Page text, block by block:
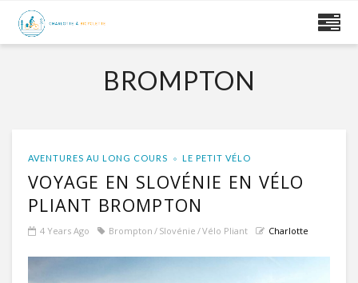
BROMPTON
AVENTURES AU LONG COURS LE PETIT VÉLO
VOYAGE EN SLOVÉNIE EN VÉLO
PLIANT BROMPTON
4 Years Ago Brompton Slovénie Vélo Pliant Charlotte